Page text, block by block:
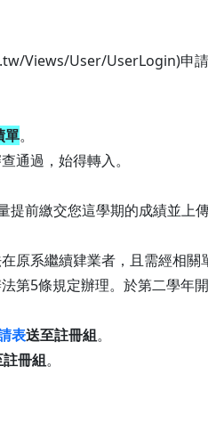
Views/User/UserLogin)申
單。
通過，始得轉入。
前繳交您這學期的成績並上
原系繼續肄業者，且需經相
5條規定辦理。於第二學年
表送至註冊組。
冊組。